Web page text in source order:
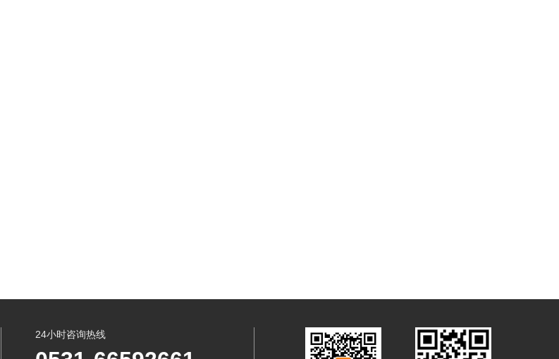
24小时咨询热线